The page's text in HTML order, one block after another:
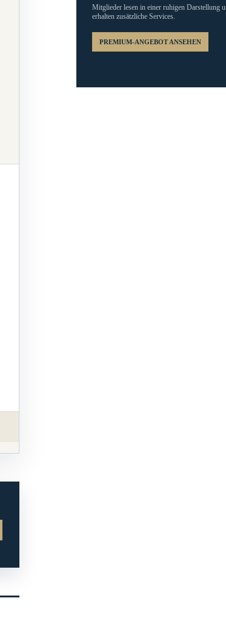
Mitglieder lesen in einer ruhigen Darstellung
erhalten zusätzliche Services.
PREMIUM-ANGEBOT ANSEHEN